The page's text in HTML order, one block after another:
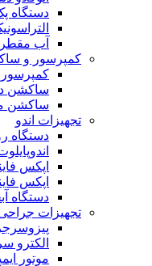
دستگاه
آب
کمپرسور و
کمپرسور
ساکشن
ساکشن
تجهیزات اندو
دستگاه
اپکس
اپکس
دستگاه
تجهیزات
الکترو
موتور